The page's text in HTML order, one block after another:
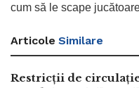
cum să le scape
Articole Similare
Restricții de